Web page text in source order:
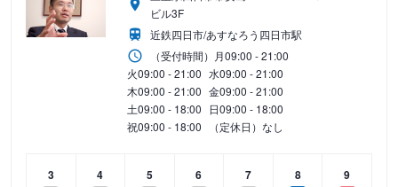
ビル3F
近鉄四日市/あすなろう四日市駅
（受付時間） 月09:00 - 21:00
火09:00 - 21:00 水09:00 - 21:00
木09:00 - 21:00 金09:00 - 21:00
土09:00 - 18:00 日09:00 - 18:00
祝09:00 - 18:00 （定休日）なし
3
4
5
6
7
8
9